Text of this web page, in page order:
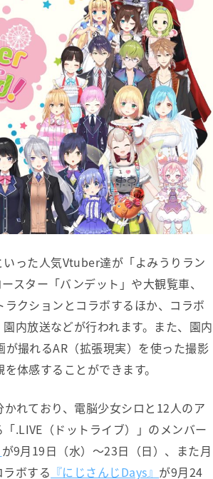
いった人気Vtuber達が「よみうりラン
スター「バンデット」や大観覧車、
クションとコラボするほか、コラボ
内放送などが行われます。また、園内
撮れるAR（拡張現実）を使った撮影
体感することができます。
れており、電脳少女シロと12人のア
.LIVE（ドットライブ）」のメンバー
が9月19日（水）～23日（日）、また月
ボする 『にじさんじDays』 が9月24